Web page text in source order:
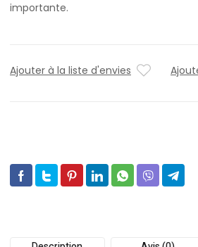
importante.
Ajouter à la liste d'envies